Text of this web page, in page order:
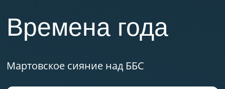
Времена года
Мартовское сияние над ББС